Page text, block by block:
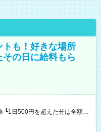
も！好きな場所
の日に給料もら
ります ★日払いOK！
現金GET♪ お仕事後はコンビニ